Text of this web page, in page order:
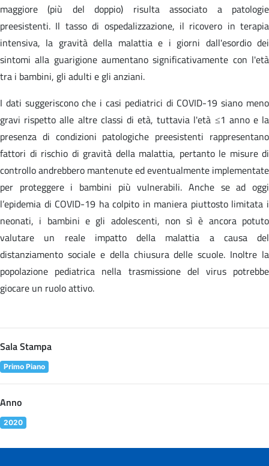
maggiore (più del doppio) risulta associato a patologie
preesistenti. Il tasso di ospedalizzazione, il ricovero in terapia
intensiva, la gravità della malattia e i giorni dall'esordio dei
sintomi alla guarigione aumentano significativamente con l'età
tra i bambini, gli adulti e gli anziani.
I dati suggeriscono che i casi pediatrici di COVID-19 siano meno
gravi rispetto alle altre classi di età, tuttavia l'età ≤1 anno e la
presenza di condizioni patologiche preesistenti rappresentano
fattori di rischio di gravità della malattia, pertanto le misure di
controllo andrebbero mantenute ed eventualmente implementate
per proteggere i bambini più vulnerabili. Anche se ad oggi
l’epidemia di COVID-19 ha colpito in maniera piuttosto limitata i
neonati, i bambini e gli adolescenti, non sì è ancora potuto
valutare un reale impatto della malattia a causa del
distanziamento sociale e della chiusura delle scuole. Inoltre la
popolazione pediatrica nella trasmissione del virus potrebbe
giocare un ruolo attivo.
Sala Stampa
Primo Piano
Anno
2020